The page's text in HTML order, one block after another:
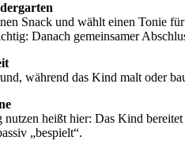
Snack und wählt einen Tonie
Danach gemeinsamer
während das Kind malt oder
nutzen heißt hier: Das Kind
„bespielt“.